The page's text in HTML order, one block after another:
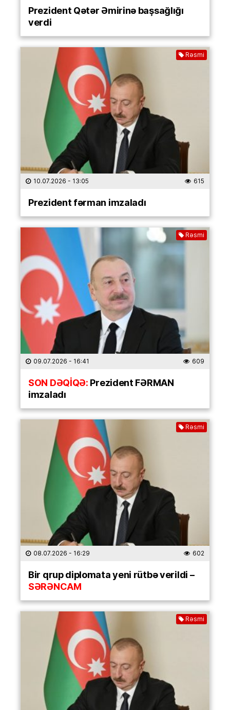
Prezident Qətər Əmirinə başsağlığı
verdi
Rəsmi
10.07.2026 - 13:05 615
Prezident fərman imzaladı
Rəsmi
09.07.2026 - 16:41 609
SON DƏQİQƏ:Prezident FƏRMAN
imzaladı
Rəsmi
08.07.2026 - 16:29 602
Bir qrup diplomata yeni rütbə verildi –
SƏRƏNCAM
Rəsmi